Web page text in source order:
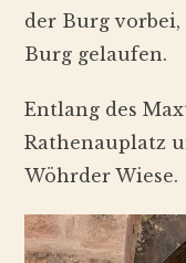
der Burg
Burg gelaufen.
Entlang des
Rathenauplatz
Wöhrder Wiese.